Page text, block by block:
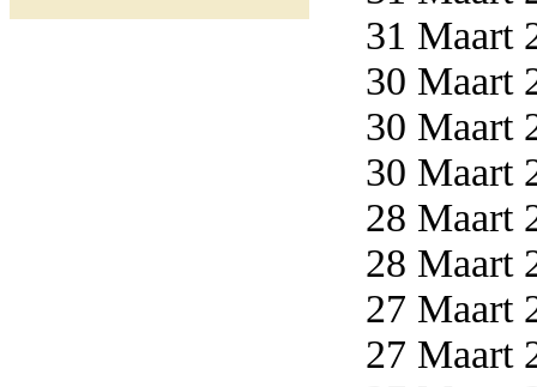
31 Maart
30 Maart
30 Maart
30 Maart
28 Maart
28 Maart
27 Maart
27 Maart